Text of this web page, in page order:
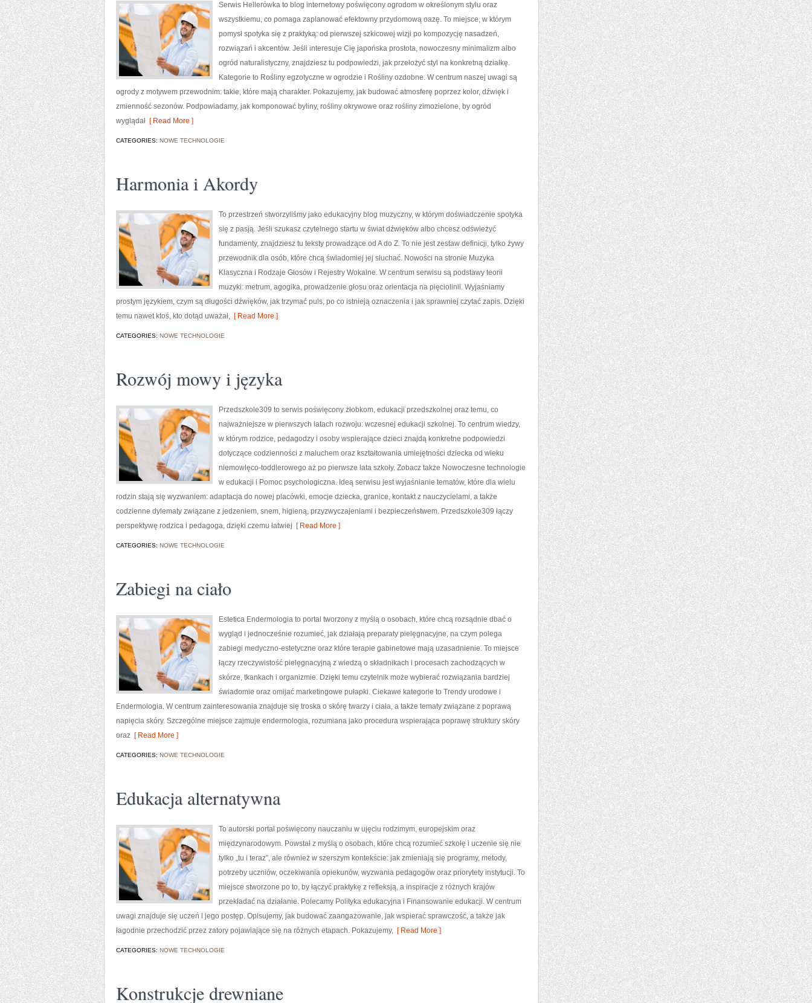
Serwis Hellerówka to blog internetowy poświęcony ogrodom w określonym stylu oraz
wszystkiemu, co pomaga zaplanować efektowny przydomową oazę. To miejsce, w którym
pomysł spotyka się z praktyką: od pierwszej szkicowej wizji po kompozycję nasadzeń,
rozwiązań i akcentów. Jeśli interesuje Cię japońska prostota, nowoczesny minimalizm albo
ogród naturalistyczny, znajdziesz tu podpowiedzi, jak przełożyć styl na konkretną działkę.
Kategorie to Rośliny egzotyczne w ogrodzie i Rośliny ozdobne. W centrum naszej uwagi są
ogrody z motywem przewodnim: takie, które mają charakter. Pokazujemy, jak budować atmosferę poprzez kolor, dźwięk i
zmienność sezonów. Podpowiadamy, jak komponować byliny, rośliny okrywowe oraz rośliny zimozielone, by ogród
wyglądał [ Read More ]
CATEGORIES: NOWE TECHNOLOGIE
Harmonia i Akordy
To przestrzeń stworzyliśmy jako edukacyjny blog muzyczny, w którym doświadczenie spotyka
się z pasją. Jeśli szukasz czytelnego startu w świat dźwięków albo chcesz odświeżyć
fundamenty, znajdziesz tu teksty prowadzące od A do Z. To nie jest zestaw definicji, tylko żywy
przewodnik dla osób, które chcą świadomiej jej słuchać. Nowości na stronie Muzyka
Klasyczna i Rodzaje Głosów i Rejestry Wokalne. W centrum serwisu są podstawy teorii
muzyki: metrum, agogika, prowadzenie głosu oraz orientacja na pięciolinii. Wyjaśniamy
prostym językiem, czym są długości dźwięków, jak trzymać puls, po co istnieją oznaczenia i jak sprawniej czytać zapis. Dzięki
temu nawet ktoś, kto dotąd uważał, [ Read More ]
CATEGORIES: NOWE TECHNOLOGIE
Rozwój mowy i języka
Przedszkole309 to serwis poświęcony żłobkom, edukacji przedszkolnej oraz temu, co
najważniejsze w pierwszych latach rozwoju: wczesnej edukacji szkolnej. To centrum wiedzy,
w którym rodzice, pedagodzy i osoby wspierające dzieci znajdą konkretne podpowiedzi
dotyczące codzienności z maluchem oraz kształtowania umiejętności dziecka od wieku
niemowlęco-toddlerowego aż po pierwsze lata szkoły. Zobacz także Nowoczesne technologie
w edukacji i Pomoc psychologiczna. Ideą serwisu jest wyjaśnianie tematów, które dla wielu
rodzin stają się wyzwaniem: adaptacja do nowej placówki, emocje dziecka, granice, kontakt z nauczycielami, a także
codzienne dylematy związane z jedzeniem, snem, higieną, przyzwyczajeniami i bezpieczeństwem. Przedszkole309 łączy
perspektywę rodzica i pedagoga, dzięki czemu łatwiej [ Read More ]
CATEGORIES: NOWE TECHNOLOGIE
Zabiegi na ciało
Estetica Endermologia to portal tworzony z myślą o osobach, które chcą rozsądnie dbać o
wygląd i jednocześnie rozumieć, jak działają preparaty pielęgnacyjne, na czym polega
zabiegi medyczno-estetyczne oraz które terapie gabinetowe mają uzasadnienie. To miejsce
łączy rzeczywistość pielęgnacyjną z wiedzą o składnikach i procesach zachodzących w
skórze, tkankach i organizmie. Dzięki temu czytelnik może wybierać rozwiązania bardziej
świadomie oraz omijać marketingowe pułapki. Ciekawe kategorie to Trendy urodowe i
Endermologia. W centrum zainteresowania znajduje się troska o skórę twarzy i ciała, a także tematy związane z poprawą
napięcia skóry. Szczególne miejsce zajmuje endermologia, rozumiana jako procedura wspierająca poprawę struktury skóry
oraz [ Read More ]
CATEGORIES: NOWE TECHNOLOGIE
Edukacja alternatywna
To autorski portal poświęcony nauczaniu w ujęciu rodzimym, europejskim oraz
międzynarodowym. Powstał z myślą o osobach, które chcą rozumieć szkołę i uczenie się nie
tylko „tu i teraz”, ale również w szerszym kontekście: jak zmieniają się programy, metody,
potrzeby uczniów, oczekiwania opiekunów, wyzwania pedagogów oraz priorytety instytucji. To
miejsce stworzone po to, by łączyć praktykę z refleksją, a inspiracje z różnych krajów
przekładać na działanie. Polecamy Polityka edukacyjna i Finansowanie edukacji. W centrum
uwagi znajduje się uczeń i jego postęp. Opisujemy, jak budować zaangażowanie, jak wspierać sprawczość, a także jak
łagodnie przechodzić przez zatory pojawiające się na różnych etapach. Pokazujemy, [ Read More ]
CATEGORIES: NOWE TECHNOLOGIE
Konstrukcje drewniane